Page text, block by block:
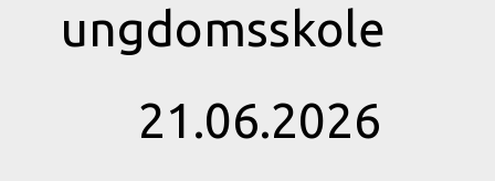
ungdomsskole
21.06.2026